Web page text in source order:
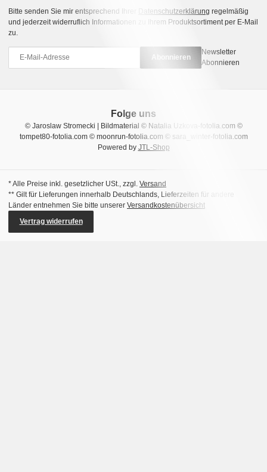
Bitte senden Sie mir entsprechend Ihrer Datenschutzerklärung regelmäßig
und jederzeit widerruflich Informationen zu Ihrem Produktsortiment per E-Mail
zu.
Abonnieren
Newsletter
Abonnieren
© Jaroslaw Stromecki | Bildmaterial © Natalia Uzkova-fotolia.com ©
tompet80-fotolia.com © moonrun-fotolia.com © sara_winter-fotolia.com
Powered by JTL-Shop
Folge uns
* Alle Preise inkl. gesetzlicher USt., zzgl. Versand
** Gilt für Lieferungen innerhalb Deutschlands, Lieferzeiten für andere
Länder entnehmen Sie bitte unserer Versandkostenübersicht
Vertrag widerrufen